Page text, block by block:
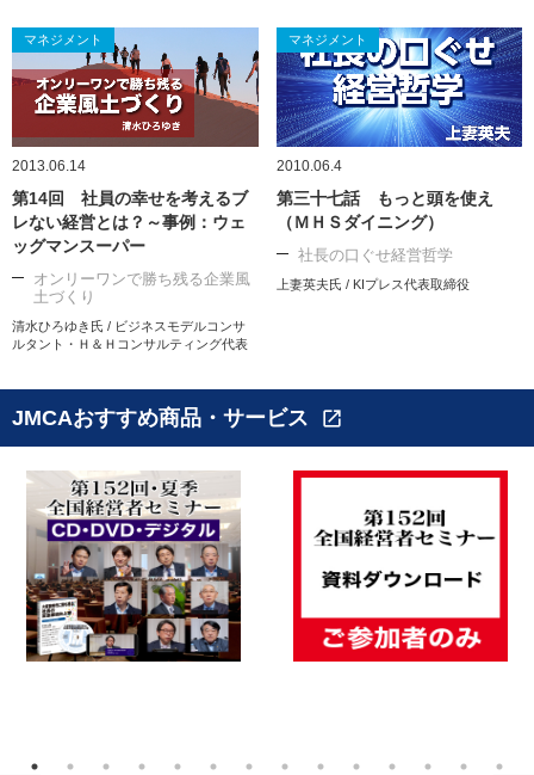
マネジメント
2013.06.14
第14回 社員の幸せを考えるブ
レない経営とは？～事例：ウェ
ッグマンスーパー
オンリーワンで勝ち残る企業風
土づくり
清水ひろゆき氏 / ビジネスモデルコンサ
ルタント・Ｈ＆Ｈコンサルティング代表
マネジメント
2010.06.4
第三十七話 もっと頭を使え
（ＭＨＳダイニング）
社長の口ぐせ経営哲学
上妻英夫氏 / KIプレス代表取締役
JMCAおすすめ商品・サービス open_in_new